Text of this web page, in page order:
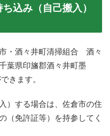
込み（自己搬入）
・酒々井町清掃組合 酒々
葉県印旛郡酒々井町墨
きます。
）する場合は、佐倉市の住
（免許証等）を持参してく